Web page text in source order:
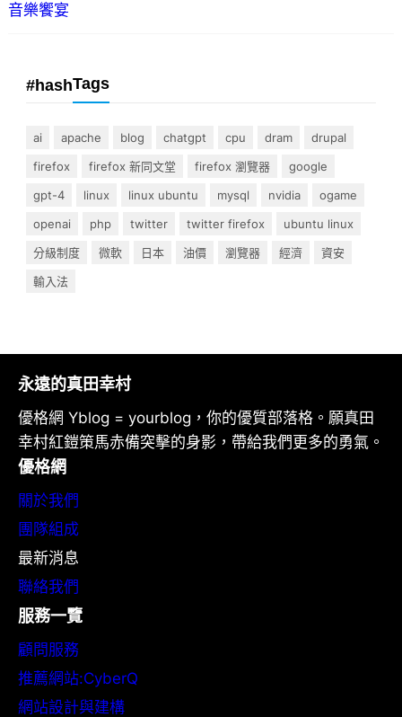
音樂饗宴
#hashTags
ai apache blog chatgpt cpu dram
drupal
firefox
firefox 新同文堂 firefox 瀏覽器
google
gpt-4
linux linux ubuntu mysql nvidia
ogame
openai
php twitter twitter firefox
ubuntu linux
分級制度
微軟 日本 油價 瀏覽器 經濟
資安
輸入法
永遠的真田幸村
優格網 Yblog = yourblog，你的優質部落格。願真田
幸村紅鎧策馬赤備突擊的身影，帶給我們更多的勇氣。
優格網
關於我們
團隊組成
最新消息
聯絡我們
服務一覽
顧問服務
推薦網站:CyberQ
網站設計與建構